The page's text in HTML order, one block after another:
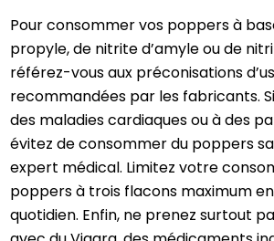
Pour consommer vos poppers à
propyle, de nitrite d’amyle ou de
référez-vous aux préconisations
recommandées par les fabricants.
des maladies cardiaques ou à des
évitez de consommer du poppers
expert médical. Limitez votre
poppers à trois flacons maximum
quotidien. Enfin, ne prenez surtout